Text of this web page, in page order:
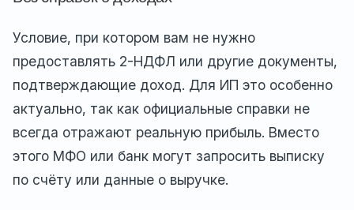
Условие, при котором вам не нужно
предоставлять 2-НДФЛ или другие документы,
подтверждающие доход. Для ИП это особенно
актуально, так как официальные справки не
всегда отражают реальную прибыль. Вместо
этого МФО или банк могут запросить выписку
по счёту или данные о выручке.